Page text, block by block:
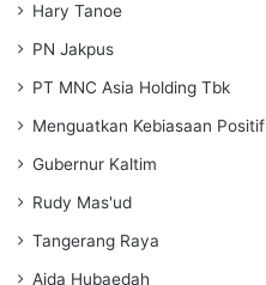
Hary Tanoe
PN Jakpus
PT MNC Asia Holding Tbk
Menguatkan Kebiasaan Positif
Gubernur Kaltim
Rudy Mas'ud
Tangerang Raya
Aida Hubaedah